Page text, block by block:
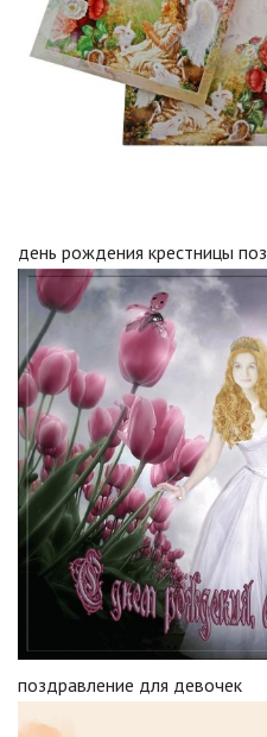
день рождения крестницы
поздравление для девочек